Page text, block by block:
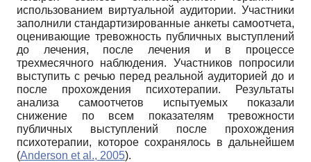
использованием виртуальной аудитории. Участники
заполнили стандартизированные анкеты самоотчета,
оценивающие тревожность публичных выступлений
до лечения, после лечения и в процессе
трехмесячного наблюдения. Участников попросили
выступить с речью перед реальной аудиторией до и
после прохождения психотерапии. Результаты
анализа самоотчетов испытуемых показали
снижение по всем показателям тревожности
публичных выступлений после прохождения
психотерапии, которое сохранялось в дальнейшем
(Anderson et al., 2005).